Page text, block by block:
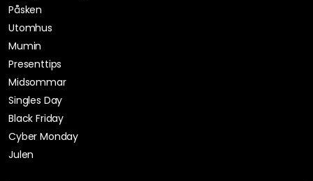
Påsken
Utomhus
Mumin
Presenttips
Midsommar
Singles Day
Black Friday
Cyber Monday
Julen